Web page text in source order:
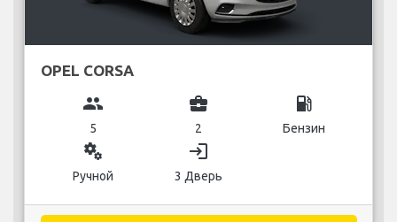
OPEL CORSA
group
5
business_center
2
local_gas_station
Бензин
miscellaneous_services
Ручной
login
3 Дверь